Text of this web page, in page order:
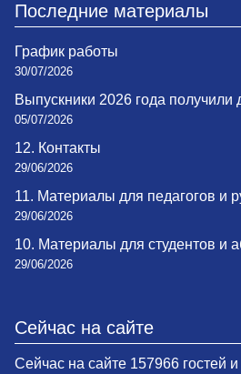
Последние материалы
График работы
30/07/2026
Выпускники 2026 года получили
05/07/2026
12. Контакты
29/06/2026
11. Материалы для педагогов и
29/06/2026
10. Материалы для студентов и
29/06/2026
Сейчас на сайте
Сейчас на сайте 157966 гостей